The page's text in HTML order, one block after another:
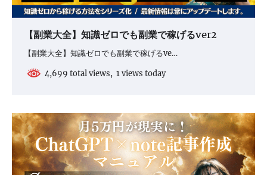
【副業大全】知識ゼロでも副業で稼げるver2
【副業大全】知識ゼロでも副業で稼げるve…
4,699 total views, 1 views today